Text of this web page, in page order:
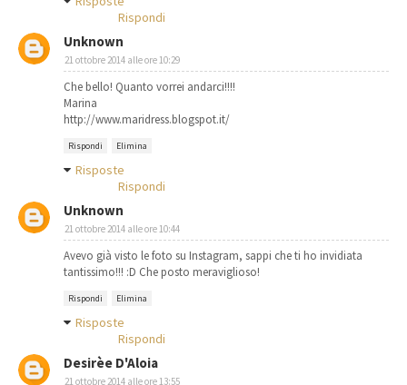
Rispondi
Unknown
21 ottobre 2014 alle ore 10:29
Che bello! Quanto vorrei andarci!!!!
Marina
http://www.maridress.blogspot.it/
Rispondi Elimina
Risposte
Rispondi
Unknown
21 ottobre 2014 alle ore 10:44
Avevo già visto le foto su Instagram, sappi che ti ho invidiata
tantissimo!!! :D Che posto meraviglioso!
Rispondi Elimina
Risposte
Rispondi
Desirèe D'Aloia
21 ottobre 2014 alle ore 13:55